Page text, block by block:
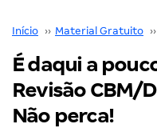
Início ›› Material Gratuito ››
É daqui a
Revisão CBM/
Não perca!